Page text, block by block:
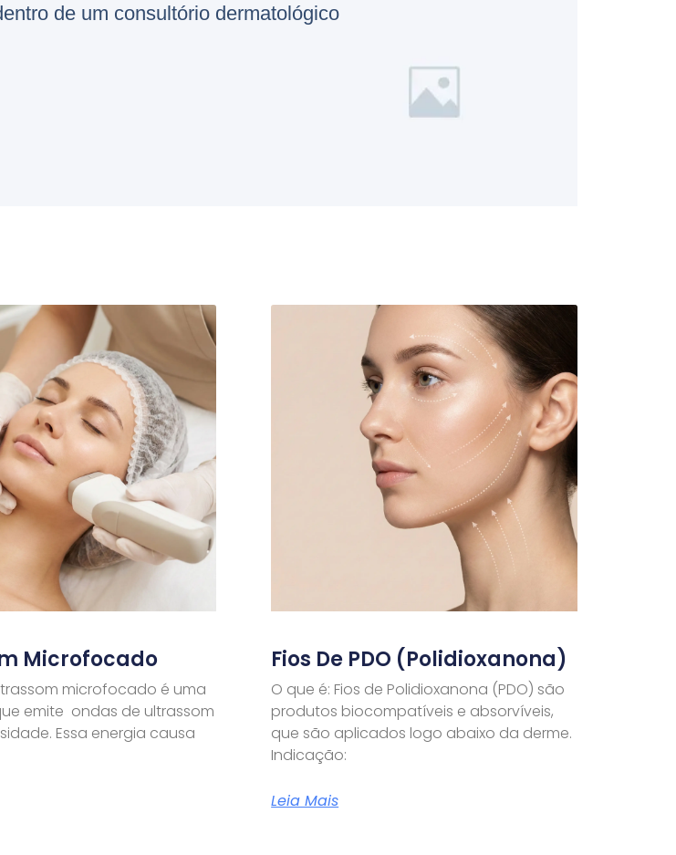
de um consultório dermatológico
Microfocado
microfocado é uma
emite ondas de ultrassom
Essa energia causa
Fios De PDO (Polidioxanona)
O que é: Fios de Polidioxanona (PDO) são
produtos biocompatíveis e absorvíveis,
que são aplicados logo abaixo da derme.
Indicação:
Leia Mais